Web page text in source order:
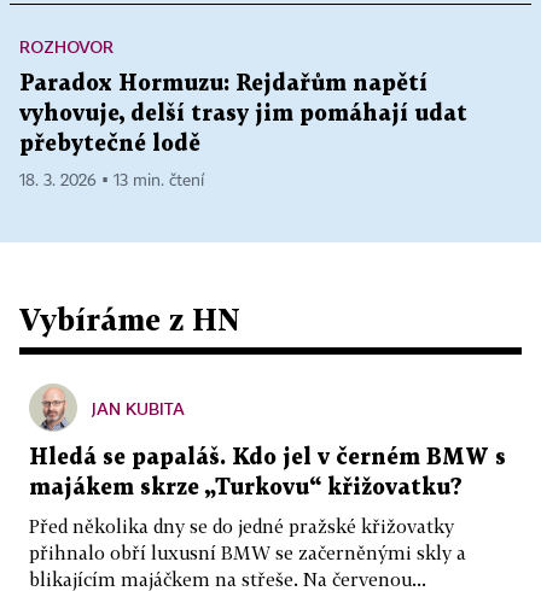
ROZHOVOR
Paradox Hormuzu: Rejdařům napětí
vyhovuje, delší trasy jim pomáhají udat
přebytečné lodě
18. 3. 2026 ▪ 13 min. čtení
Vybíráme z HN
JAN KUBITA
Hledá se papaláš. Kdo jel v černém BMW s
majákem skrze „Turkovu“ křižovatku?
Před několika dny se do jedné pražské křižovatky
přihnalo obří luxusní BMW se začerněnými skly a
blikajícím majáčkem na střeše. Na červenou...